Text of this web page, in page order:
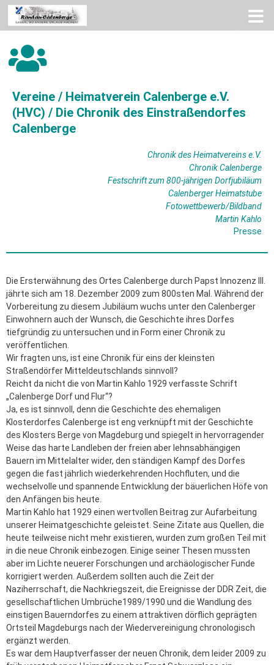
Zum Inhalt springen
Vereine / Heimatverein Calenberge e.V.
(HVC) / Die Chronik des Einstraßendorfes
Calenberge
Chronik des Heimatvereins e.V.
Chronik Calenberge
Festschrift zum 800-jährigen Dorfjubiläum
Calenberger Heimatstube
Fotowettbewerb/Bildband
Martin Kahlo
Presse
Die Ersterwähnung des Ortes Calenberge durch Papst Innozenz III.
jährte sich am 18. Dezember 2009 zum 800sten Mal. Während der
Vorbereitung zu diesem Jubiläum wuchs unter den Calenberger
Einwohnern auch der Wunsch, die Geschichte ihres Dorfes
tiefgründig zu untersuchen und in Form einer Chronik zu
veröffentlichen.
Wir fragten uns, ist eine Chronik für eins der kleinsten
Straßendörfer Mitteldeutschlands sinnvoll?
Reicht da nicht die von Martin Kahlo 1929 verfasste Schrift
„Calenberge Dorf und Flur“?
Ja, es ist sinnvoll, denn die Geschichte des ehemaligen
Klosterdorfes Calenberge ist eng verknüpft mit der Geschichte
des Klosters Berge von Magdeburg und spiegelt in hervorragender
Weise das harte Landleben der freien aber lehnsabhängigen
Bauern im Mittelalter wider, den ständigen Kampf des Dorfes
gegen die fast jährlich wiederkehrenden Hochfluten, und die
wechselvolle und spannende Entwicklung der bäuerlichen Höfe von
den Anfängen bis heute.
Martin Kahlo hat 1929 einen wertvollen Beitrag zur Aufarbeitung
unserer Heimatgeschichte geleistet. Seine Zitate aus Quellen, die
heute teilweise nicht mehr existieren, wurden zum großen Teil mit
in die neue Chronik einbezogen. Einige seiner Thesen mussten
aber im Lichte neuerer Forschungen und archäologischer Funde
korrigiert werden. Außerdem sollten auch die Zeit der
Naziherrschaft, die Nachkriegszeit, die Ereignisse der DDR Zeit, die
gesellschaftlichen Umbrüche1989/1990 und die Wandlung des
einstigen Bauerndorfes zu einem attraktiven dörflich geprägten
Ortsteil Magdeburgs nach der Wiedervereinigung chronologisch
ergänzt werden.
Es war dem Hauptverfasser der neuen Chronik, dem leider 2009 zu